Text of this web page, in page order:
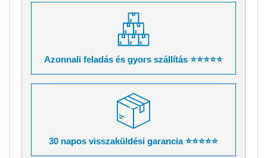
Azonnali feladás és gyors szállítás ⭐⭐⭐⭐⭐
30 napos visszaküldési garancia ⭐⭐⭐⭐⭐